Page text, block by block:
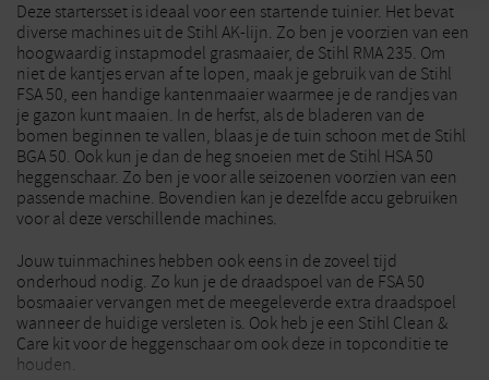
Deze startersset is ideaal voor een startende tuinier. Het bevat
diverse machines uit de Stihl AK-lijn. Zo ben je voorzien van een
hoogwaardig instapmodel grasmaaier, de Stihl RMA 235. Om
niet de kantjes ervan af te lopen, maak je gebruik van de Stihl
FSA 50, een handige kantenmaaier waarmee je de randjes van
je gazon kunt maaien. In de herfst, als de bladeren van de
bomen beginnen te vallen, blaas je de tuin schoon met de Stihl
BGA 50. Ook kun je dan de heg snoeien met de Stihl HSA 50
heggenschaar. Zo ben je voor alle seizoenen voorzien van een
passende machine. Bovendien kan je dezelfde accu gebruiken
voor al deze verschillende machines.
Jouw tuinmachines hebben ook eens in de zoveel tijd
onderhoud nodig. Zo kun je de draadspoel van de FSA 50
bosmaaier vervangen met de meegeleverde extra draadspoel
wanneer de huidige versleten is. Ook heb je een Stihl Clean &
Care kit voor de heggenschaar om ook deze in topconditie te
houden.